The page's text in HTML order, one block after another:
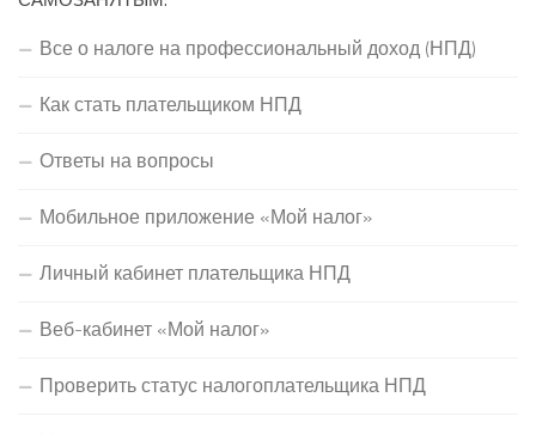
Все о налоге на профессиональный доход (НПД)
Как стать плательщиком НПД
Ответы на вопросы
Мобильное приложение «Мой налог»
Личный кабинет плательщика НПД
Веб-кабинет «Мой налог»
Проверить статус налогоплательщика НПД